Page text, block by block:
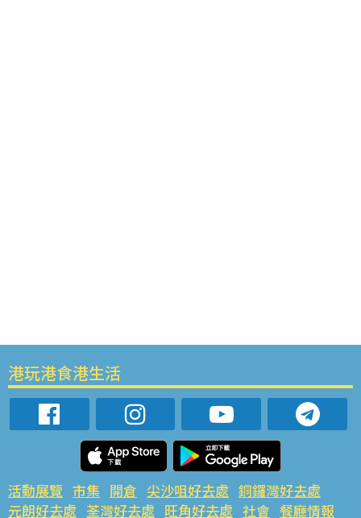
港玩港食港生活
活動展覽 市集 開倉 尖沙咀好去處 銅鑼灣好去處
元朗好去處 荃灣好去處 旺角好去處 社會 餐廳情報